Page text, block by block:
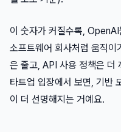
이 숫자가 커질수록,
소프트웨어 회사처럼 움직이
은 줄고, API 사용 정책은 더
타트업 입장에서 보면, 기반
이 더 선명해지는 거예요.